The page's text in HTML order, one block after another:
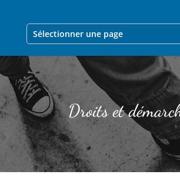
Sélectionner une page
Droits et